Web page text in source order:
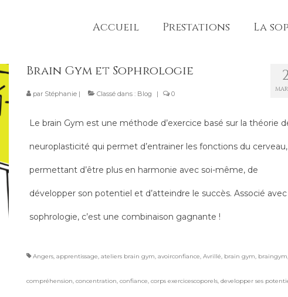
Accueil Prestations La
Brain Gym et Sophrologie
par Stéphanie| Classé dans : Blog | 0
Le brain Gym est une méthode d’exercice basé sur la théorie
neuroplasticité qui permet d’entrainer les fonctions du cerveau,
permettant d’être plus en harmonie avec soi-même, de
développer son potentiel et d’atteindre le succès. Associé avec
sophrologie, c’est une combinaison gagnante !
Angers, apprentissage, ateliers brain gym, avoirconfiance, Avrillé, brain gym, braingym,
compréhension, concentration, confiance, corps exercicescoporels, developper ses